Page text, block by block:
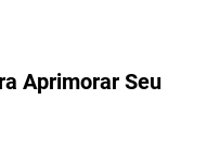
Aprimorar Seu